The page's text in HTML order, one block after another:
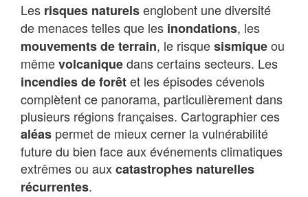
Les risques naturelsenglobent une diversité
de menaces telles que les inondations, les
mouvements de terrain, le risquesismiqueou
mêmevolcaniquedans certains secteurs. Les
incendies de forêtet les épisodes cévenols
complètent ce panorama, particulièrement dans
plusieurs régions françaises. Cartographier ces
aléas permet de mieux cerner la vulnérabilité
future du bien face aux événements climatiques
extrêmes ou auxcatastrophes naturelles
récurrentes.